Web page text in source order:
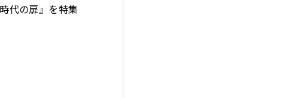
代の扉』を特集